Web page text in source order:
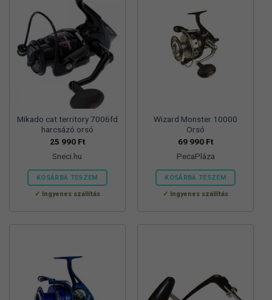
Mikado cat territory 7006fd
harcsázó orsó
25 990 Ft
Sneci.hu
KOSÁRBA TESZEM
Ingyenes szállítás
Wizard Monster 10000
Orsó
69 990 Ft
PecaPláza
KOSÁRBA TESZEM
Ennek
változatok
a
Ingyenes szállítás